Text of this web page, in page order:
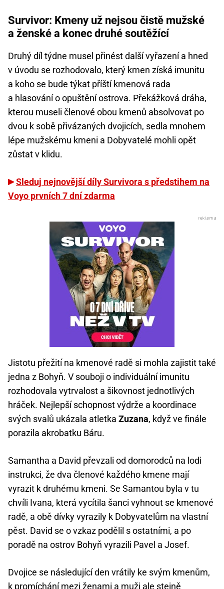
Survivor: Kmeny už nejsou čistě mužské
a ženské a konec druhé soutěžící
Druhý díl týdne musel přinést další vyřazení a hned
v úvodu se rozhodovalo, který kmen získá imunitu
a koho se bude týkat příští kmenová rada
a hlasování o opuštění ostrova. Překážková dráha,
kterou museli členové obou kmenů absolvovat po
dvou k sobě přivázaných dvojicích, sedla mnohem
lépe mužskému kmeni a Dobyvatelé mohli opět
zůstat v klidu.
Sleduj nejnovější díly Survivora s předstihem na
Voyo prvních 7 dní zdarma
Jistotu přežití na kmenové radě si mohla zajistit také
jedna z Bohyň. V souboji o individuální imunitu
rozhodovala vytrvalost a šikovnost jednotlivých
hráček. Nejlepší schopnost výdrže a koordinace
svých svalů ukázala atletka Zuzana, když ve finále
porazila akrobatku Báru.
Samantha a David převzali od domorodců na lodi
instrukci, že dva členové každého kmene mají
vyrazit k druhému kmeni. Se Samantou byla v tu
chvíli Ivana, která vycítila šanci vyhnout se kmenové
radě, a obě dívky vyrazily k Dobyvatelům na vlastní
pěst. David se o vzkaz podělil s ostatními, a po
poradě na ostrov Bohyň vyrazili Pavel a Josef.
Dvojice se následující den vrátily ke svým kmenům,
k promíchání mezi ženami a muži ale stejně